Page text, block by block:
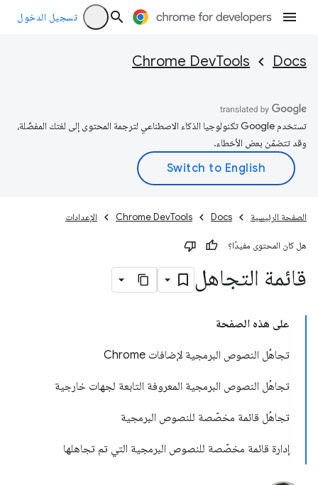
تسجيل الدخول
Docs
Chrome DevTools
تستخدم Google تكنولوجيا الذكاء الاصطناعي لترجمة المحتوى إلى لغتك المفضّلة،
وقد تتضمّن بعض الأخطاء.
الصفحة الرئيسية Docs
Chrome DevTools الإعدادات
هل كان المحتوى مفيدًا؟
قائمة التجاهل
على هذه الصفحة
تجاهُل النصوص البرمجية لإضافات Chrome
تجاهُل النصوص البرمجية المعروفة التابعة لجهات خارجية
تجاهُل قائمة مخصّصة للنصوص البرمجية
إدارة قائمة مخصّصة للنصوص البرمجية التي تم تجاهلها